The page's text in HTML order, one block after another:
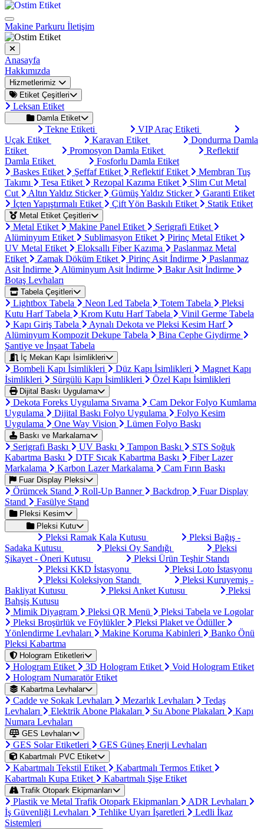
Makine Parkuru İletişim
Anasayfa
Hakkımızda
Hizmetlerimiz
Etiket Çeşitleri
Leksan Etiket
Damla Etiket
Tekne Etiketi
VIP Araç Etiketi
Uçak Etiket
Karavan Etiket
Dondurma Damla
Etiket
Promosyon Damla Etiket
Reflektif
Damla Etiket
Fosforlu Damla Etiket
Baskes Etiket
Şeffaf Etiket Reflektif Etiket
Membran Tuş
Takımı
Tesa Etiket Rezopal Kazıma Etiket
Slim Cut Metal
Cut
Altın Yaldız Sticker Gümüş Yaldız Sticker
Garanti Etiket
İçten Yapıştırmalı Etiket
Çift Yön Baskılı Etiket Statik Etiket
Metal Etiket Çeşitleri
Metal Etiket Makine Panel Etiket
Serigrafi Etiket
Alüminyum Etiket
Sublimasyon Etiket
Pirinç Metal Etiket
UV Metal Etiket
Eloksallı Fiber Kazıma
Paslanmaz Metal
Etiket
Zamak Döküm Etiket Pirinç Asit İndirme
Paslanmaz
Asit İndirme
Alüminyum Asit İndirme
Bakır Asit İndirme
Botaş Levhaları
Tabela Çeşitleri
Lightbox Tabela Neon Led Tabela Totem Tabela
Pleksi
Kutu Harf Tabela
Krom Kutu Harf Tabela
Vinil Germe Tabela
Kapı Giriş Tabela
Aynalı Dekota ve Pleksi Kesim Harf
Alüminyum Kompozit Dekupe Tabela
Bina Cephe Giydirme
Şantiye ve İnşaat Tabela
İç Mekan Kapı İsimlikleri
Bombeli Kapı İsimlikleri Düz Kapı İsimlikleri
Magnet Kapı
İsimlikleri
Sürgülü Kapı İsimlikleri Özel Kapı İsimlikleri
Dijital Baskı Uygulama
Dekota Foreks Uygulama Sıvama
Cam Dekor Folyo Kumlama
Uygulama
Dijital Baskı Folyo Uygulama
Folyo Kesim
Uygulama
One Way Vision Lümen Folyo Baskı
Baskı ve Markalama
Serigrafi Baskı UV Baskı Tampon Baskı
STS Soğuk
Kabartma Baskı
DTF Sıcak Kabartma Baskı
Fiber Lazer
Markalama
Karbon Lazer Markalama Cam Fırın Baskı
Fuar Display Pleksi
Örümcek Stand Roll-Up Banner Backdrop
Fuar Display
Stand
Fasülye Stand
Pleksi Kesim
Pleksi Kutu
Pleksi Ramak Kala Kutusu
Pleksi Bağış -
Sadaka Kutusu
Pleksi Oy Sandığı
Pleksi
Şikayet - Öneri Kutusu
Pleksi Ürün Teşhir Standı
Pleksi KKD İstasyonu
Pleksi Loto İstasyonu
Pleksi Koleksiyon Standı
Pleksi Kuruyemiş -
Bakliyat Kutusu
Pleksi Anket Kutusu
Pleksi
Bahşiş Kutusu
Mimik Diyagram
Pleksi QR Menü
Pleksi Tabela ve Logolar
Pleksi Broşürlük ve Föylükler
Pleksi Plaket ve Ödüller
Yönlendirme Levhaları
Makine Koruma Kabinleri
Banko Önü
Pleksi Kabartma
Hologram Etiketleri
Hologram Etiket 3D Hologram Etiket
Void Hologram Etiket
Hologram Numaratör Etiket
Kabartma Levhalar
Cadde ve Sokak Levhaları Mezarlık Levhaları
Tedaş
Levhaları
Elektrik Abone Plakaları Su Abone Plakaları
Kapı
Numara Levhaları
GES Levhaları
GES Solar Etiketleri GES Güneş Enerji Levhaları
Kabartmalı PVC Etiket
Kabartmalı Tekstil Etiket
Kabartmalı Termos Etiket
Kabartmalı Kupa Etiket
Kabartmalı Şişe Etiket
Trafik Otopark Ekipmanları
Plastik ve Metal Trafik Otopark Ekipmanları
ADR Levhaları
İş Güvenliği Levhaları
Tehlike Uyarı İşaretleri
Ledli İkaz
Sistemleri